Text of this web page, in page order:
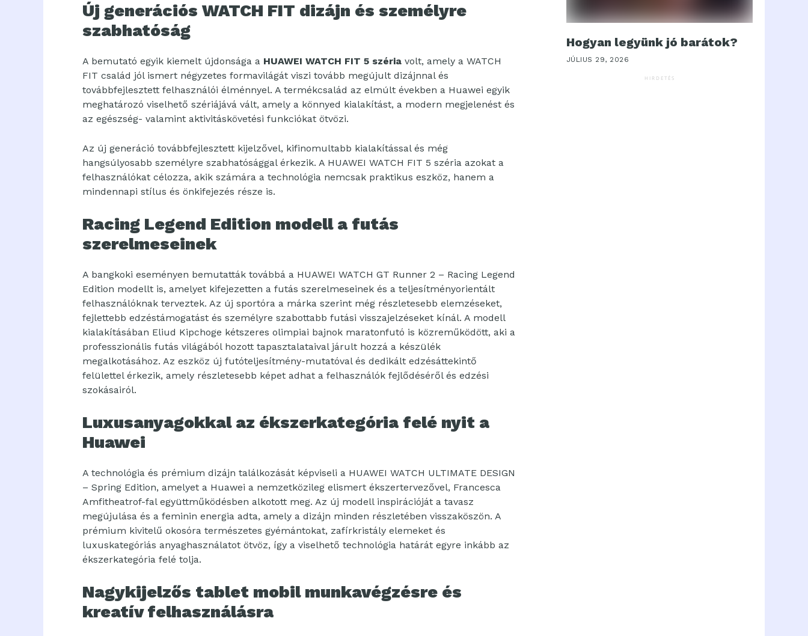
Új generációs WATCH FIT dizájn és személyre
szabhatóság
A bemutató egyik kiemelt újdonsága a HUAWEI WATCH FIT 5 széria volt, amely a WATCH
FIT család jól ismert négyzetes formavilágát viszi tovább megújult dizájnnal és
továbbfejlesztett felhasználói élménnyel. A termékcsalád az elmúlt években a Huawei egyik
meghatározó viselhető szériájává vált, amely a könnyed kialakítást, a modern megjelenést és
az egészség- valamint aktivitáskövetési funkciókat ötvözi.
Az új generáció továbbfejlesztett kijelzővel, kifinomultabb kialakítással és még
hangsúlyosabb személyre szabhatósággal érkezik. A HUAWEI WATCH FIT 5 széria azokat a
felhasználókat célozza, akik számára a technológia nemcsak praktikus eszköz, hanem a
mindennapi stílus és önkifejezés része is.
Racing Legend Edition modell a futás
szerelmeseinek
A bangkoki eseményen bemutatták továbbá a HUAWEI WATCH GT Runner 2 – Racing Legend
Edition modellt is, amelyet kifejezetten a futás szerelmeseinek és a teljesítményorientált
felhasználóknak terveztek. Az új sportóra a márka szerint még részletesebb elemzéseket,
fejlettebb edzéstámogatást és személyre szabottabb futási visszajelzéseket kínál. A modell
kialakításában Eliud Kipchoge kétszeres olimpiai bajnok maratonfutó is közreműködött, aki a
professzionális futás világából hozott tapasztalataival járult hozzá a készülék
megalkotásához. Az eszköz új futóteljesítmény-mutatóval és dedikált edzésáttekintő
felülettel érkezik, amely részletesebb képet adhat a felhasználók fejlődéséről és edzési
szokásairól.
Luxusanyagokkal az ékszerkategória felé nyit a
Huawei
A technológia és prémium dizájn találkozását képviseli a HUAWEI WATCH ULTIMATE DESIGN
– Spring Edition, amelyet a Huawei a nemzetközileg elismert ékszertervezővel, Francesca
Amfitheatrof-fal együttműködésben alkotott meg. Az új modell inspirációját a tavasz
megújulása és a feminin energia adta, amely a dizájn minden részletében visszaköszön. A
prémium kivitelű okosóra természetes gyémántokat, zafírkristály elemeket és
luxuskategóriás anyaghasználatot ötvöz, így a viselhető technológia határát egyre inkább az
ékszerkategória felé tolja.
Nagykijelzős tablet mobil munkavégzésre és
kreatív felhasználásra
Hogyan legyünk jó barátok?
JÚLIUS 29, 2026
HIRDETÉS